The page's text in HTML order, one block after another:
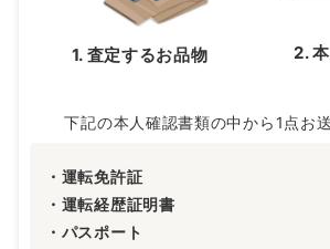
1. 査定するお品物 2.
下記の本人確認書類の中から1点お
・運転免許証
・運転経歴証明書
・パスポート